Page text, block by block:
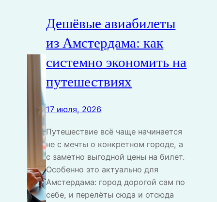
Дешёвые авиабилеты
из Амстердама: как
системно экономить на
путешествиях
17 июля, 2026
Путешествие всё чаще начинается
не с мечты о конкретном городе, а
с заметно выгодной цены на билет.
Особенно это актуально для
Амстердама: город дорогой сам по
себе, и перелёты сюда и отсюда